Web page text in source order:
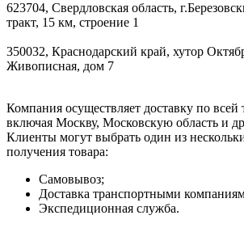
623704, Свердловская область,
тракт, 15 км, строение 1
350032, Краснодарский край, хутор
Живописная, дом 7
Компания осуществляет доставку по всей
включая Москву, Московскую область и
Клиенты могут выбрать один из
получения товара:
Самовывоз;
Доставка транспортными
Экспедиционная служба.